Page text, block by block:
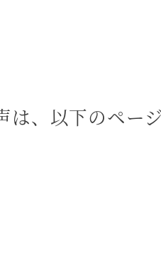
、以下のペー